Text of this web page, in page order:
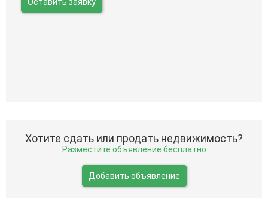
Хотите сдать или продать недвижимость?
Разместите объявление бесплатно
Добавить объявление